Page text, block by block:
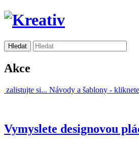
Akce
zalistujte si... Návody a šablony -
Vymyslete designovou